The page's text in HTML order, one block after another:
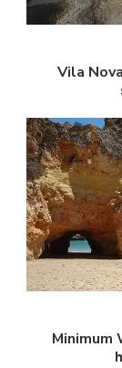
Vila
Minimum